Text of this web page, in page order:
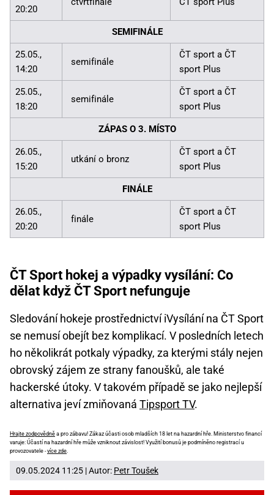
20:20
SEMIFINÁLE
25.05.,
14:20
semifinále
ČT sport a ČT
sport Plus
25.05.,
18:20
semifinále
ČT sport a ČT
sport Plus
ZÁPAS O 3. MÍSTO
26.05.,
15:20
utkání o bronz
ČT sport a ČT
sport Plus
FINÁLE
26.05.,
20:20
finále
ČT sport a ČT
sport Plus
ČT Sport hokej a výpadky vysílání: Co
dělat když ČT Sport nefunguje
Sledování hokeje prostřednictví iVysílání na ČT Sport
se nemusí obejít bez komplikací. V posledních letech
ho několikrát potkaly výpadky, za kterými stály nejen
obrovský zájem ze strany fanoušků, ale také
hackerské útoky. V takovém případě se jako nejlepší
alternativa jeví zmiňovaná Tipsport TV.
Hrajte zodpovědně a pro zábavu! Zákaz účasti osob mladších 18 let na hazardní hře. Ministerstvo financí
varuje: Účastí na hazardní hře může vzniknout závislost! Využití bonusů je podmíněno registrací u
provozovatele -více zde
09.05.2024 11:25 | Autor: Petr Toušek